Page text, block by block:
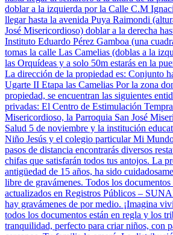
doblar a la izquierda por la Calle C.M
llegar hasta la avenida Puya Raimondi
José Misericordioso) doblar a la derecha
Instituto Eduardo Pérez Gamboa (una
tomas la calle Las Camelias (doblas a la
las Orquídeas y a solo 50m estarás en la
La dirección de la propiedad es: Conjunto
Ugarte II Etapa las Camelias Por la zona
propiedad, se encuentran las siguientes
privadas: El Centro de Estimulación
Misericordioso, la Parroquia San José
Salud 5 de noviembre y la institución
Niño Jesús y el colegio particular Mi
pasos de distancia encontrarás diversos
chifas que satisfarán todos tus antojos. La
antigüedad de 15 años, ha sido
libre de gravámenes. Todos los documentos
actualizados en Registros Públicos –
hay gravámenes de por medio. ¡Imagina
todos los documentos están en regla y los
tranquilidad, perfecto para criar niños, con